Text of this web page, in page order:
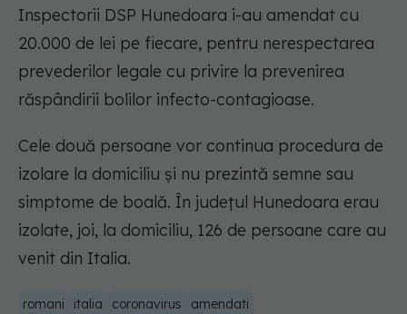
Inspectorii DSP Hunedoara i-au amendat cu
20.000 de lei pe fiecare, pentru nerespectarea
prevederilor legale cu privire la prevenirea
răspândirii bolilor infecto-contagioase.
Cele două persoane vor continua procedura de
izolare la domiciliu și nu prezintă semne sau
simptome de boală. În județul Hunedoara erau
izolate, joi, la domiciliu, 126 de persoane care au
venit din Italia.
romani italia coronavirus amendati